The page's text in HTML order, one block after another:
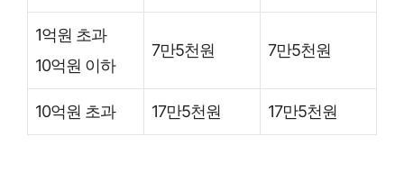
1억원 초과
10억원 이하
7만5천원 7만5천원
10억원 초과 17만5천원 17만5천원